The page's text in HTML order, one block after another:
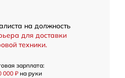
на должность
для доставки
техники.
зарплата:
000 ₽ на руки